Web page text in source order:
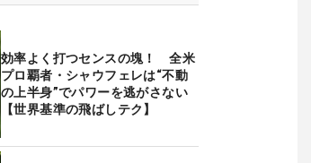
効率よく打つセンスの塊！ 全米
プロ覇者・シャウフェレは“不動
の上半身”でパワーを逃がさない
【世界基準の飛ばしテク】